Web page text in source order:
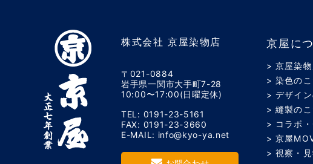
株式会社 京屋染物店
〒021-0884
岩手県一関市大手町7-28
10:00〜17:00(日曜定休)
TEL: 0191-23-5161
FAX: 0191-23-3660
E-MAIL: info@kyo-ya.net
京屋に
> 京屋染
> 染色のこ
> デザイ
> 縫製のこ
> コラボ
> 京屋
> 視察・